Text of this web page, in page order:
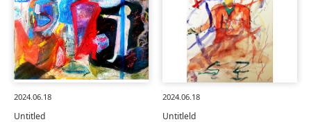
2024.06.18
Untitled
2024.06.18
Untitleld